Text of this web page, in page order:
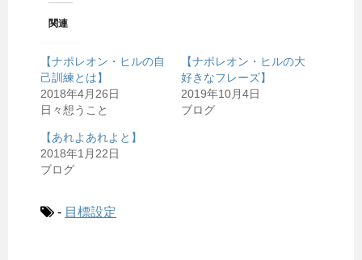
関連
【ナポレオン・ヒルの自
己訓練とは】
2018年4月26日
日々想うこと
【ナポレオン・ヒルの大
好きなフレーズ】
2019年10月4日
ブログ
【あれよあれよと】
2018年1月22日
ブログ
- 目標設定